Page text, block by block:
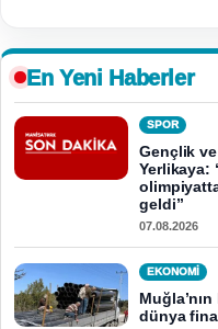
En Yeni Haberler
SPOR
Gençlik ve
Yerlikaya:
geldi”
07.08.2026
EKONOMI
dünya